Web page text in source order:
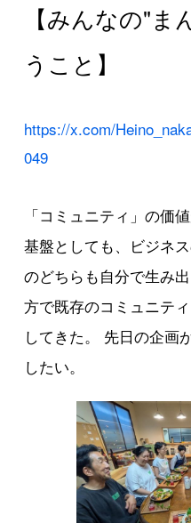
【みんなの"
うこと】
https://x.com/
049
「コミュニティ」の価
基盤としても、ビジネ
のどちらも自分で生み
方で既存のコミュニテ
してきた。 先日の企画
したい。